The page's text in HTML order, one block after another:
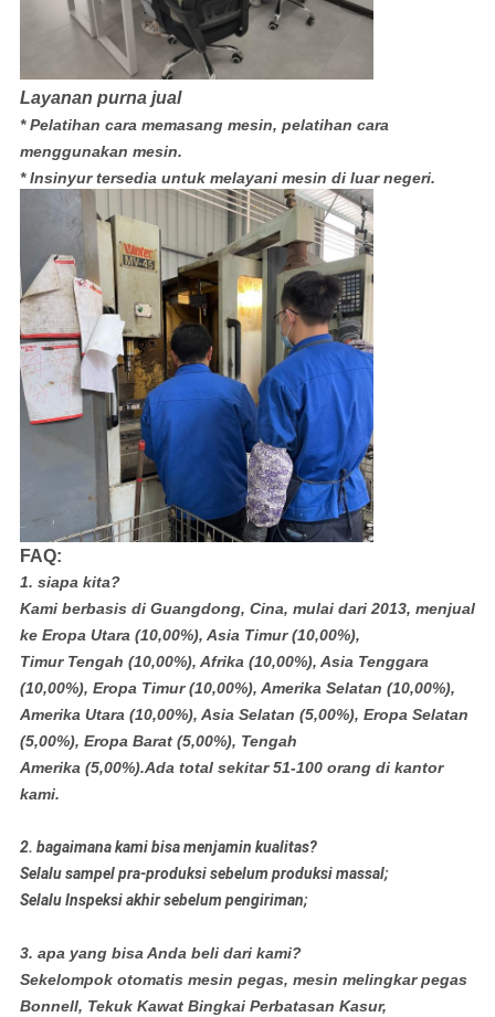
Layanan purna jual
* Pelatihan cara memasang mesin, pelatihan cara
menggunakan mesin.
* Insinyur tersedia untuk melayani mesin di luar negeri.
FAQ:
1. siapa kita?
Kami berbasis di Guangdong, Cina, mulai dari 2013, menjual
ke Eropa Utara (10,00%), Asia Timur (10,00%),
Timur Tengah (10,00%), Afrika (10,00%), Asia Tenggara
(10,00%), Eropa Timur (10,00%), Amerika Selatan (10,00%),
Amerika Utara (10,00%), Asia Selatan (5,00%), Eropa Selatan
(5,00%), Eropa Barat (5,00%), Tengah
Amerika (5,00%).Ada total sekitar 51-100 orang di kantor
kami.
2. bagaimana kami bisa menjamin kualitas?
Selalu sampel pra-produksi sebelum produksi massal;
Selalu Inspeksi akhir sebelum pengiriman;
3. apa yang bisa Anda beli dari kami?
Sekelompok otomatis mesin pegas, mesin melingkar pegas
Bonnell, Tekuk Kawat Bingkai Perbatasan Kasur,